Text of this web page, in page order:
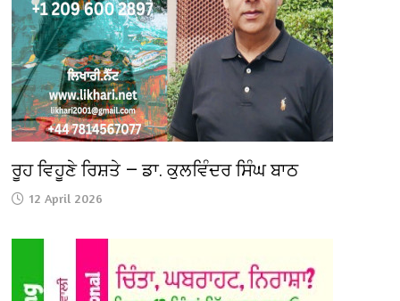
ਰੂਹ ਵਿਹੂਣੇ ਰਿਸ਼ਤੇ — ਡਾ. ਕੁਲਵਿੰਦਰ ਸਿੰਘ ਬਾਠ
12 April 2026